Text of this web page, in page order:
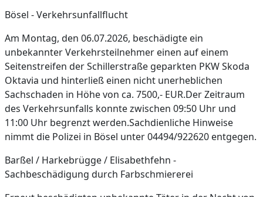
Bösel - Verkehrsunfallflucht
Am Montag, den 06.07.2026, beschädigte ein
unbekannter Verkehrsteilnehmer einen auf einem
Seitenstreifen der Schillerstraße geparkten PKW Skoda
Oktavia und hinterließ einen nicht unerheblichen
Sachschaden in Höhe von ca. 7500,- EUR.Der Zeitraum
des Verkehrsunfalls konnte zwischen 09:50 Uhr und
11:00 Uhr begrenzt werden.Sachdienliche Hinweise
nimmt die Polizei in Bösel unter 04494/922620 entgegen.
Barßel / Harkebrügge / Elisabethfehn -
Sachbeschädigung durch Farbschmiererei